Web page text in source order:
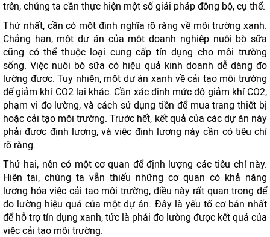
trên, chúng ta cần thực hiện một số giải pháp đồng bộ, cụ thể:
Thứ nhất, cần có một định nghĩa rõ ràng về môi trường xanh.
Chẳng hạn, một dự án của một doanh nghiệp nuôi bò sữa
cũng có thể thuộc loại cung cấp tín dụng cho môi trường
sống. Việc nuôi bò sữa có hiệu quả kinh doanh dễ dàng đo
lường được. Tuy nhiên, một dự án xanh về cải tạo môi trường
để giảm khí CO2 lại khác. Cần xác định mức độ giảm khí CO2,
phạm vi đo lường, và cách sử dụng tiền để mua trang thiết bị
hoặc cải tạo môi trường. Trước hết, kết quả của các dự án này
phải được định lượng, và việc định lượng này cần có tiêu chí
rõ ràng.
Thứ hai, nên có một cơ quan để định lượng các tiêu chí này.
Hiện tại, chúng ta vẫn thiếu những cơ quan có khả năng
lượng hóa việc cải tạo môi trường, điều này rất quan trọng để
đo lường hiệu quả của một dự án. Đây là yếu tố cơ bản nhất
để hỗ trợ tín dụng xanh, tức là phải đo lường được kết quả của
việc cải tạo môi trường.